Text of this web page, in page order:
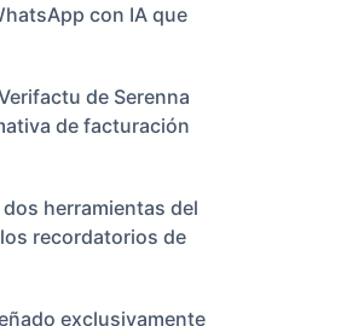
con IA que
de Serenna
de facturación
herramientas del
recordatorios de
exclusivamente